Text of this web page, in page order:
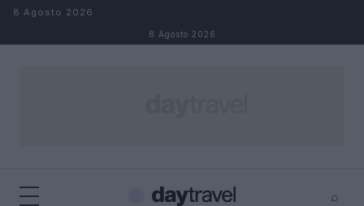
Salta al contenuto
8 Agosto 2026
8 Agosto 2026
⌕